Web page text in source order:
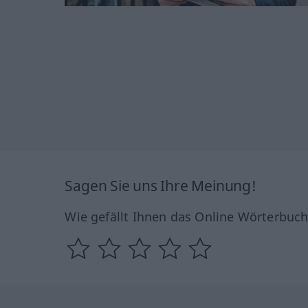
Sagen Sie uns Ihre Meinung!
Wie gefällt Ihnen das Online